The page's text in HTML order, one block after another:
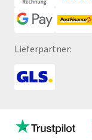
Lieferpartner: